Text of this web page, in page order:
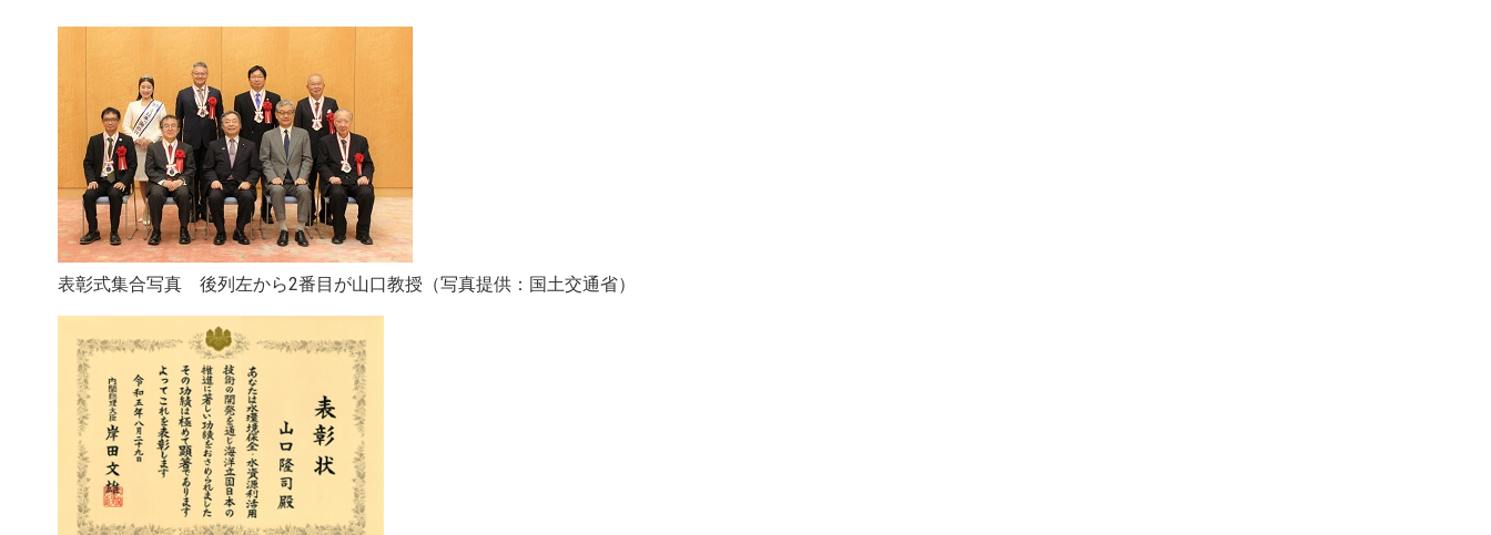
表彰式集合写真 後列左から2番目が山口教授（写真提供：国土交通省）